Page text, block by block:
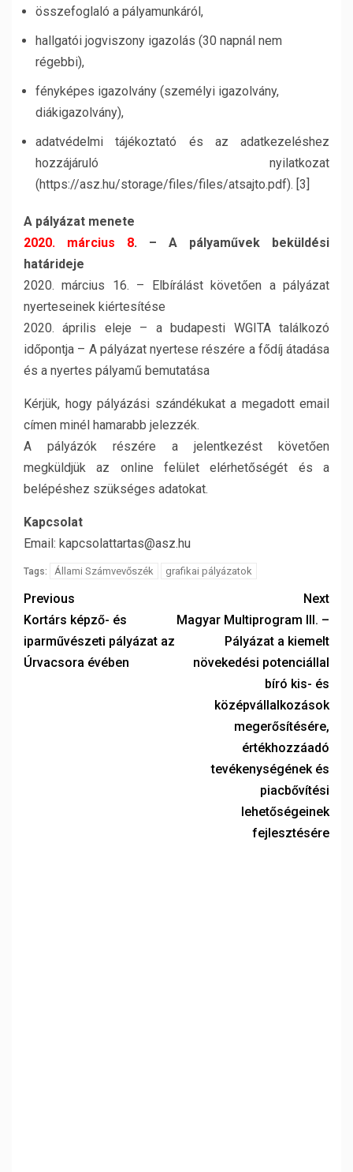
összefoglaló a pályamunkáról,
hallgatói jogviszony igazolás (30 napnál nem
régebbi),
fényképes igazolvány (személyi igazolvány,
diákigazolvány),
adatvédelmi tájékoztató és az adatkezeléshez
hozzájáruló nyilatkozat
(https://asz.hu/storage/files/files/atsajto.pdf). [3]
A pályázat menete
2020. március 8. – A pályaművek beküldési
határideje
2020. március 16. – Elbírálást követően a pályázat
nyerteseinek kiértesítése
2020. április eleje – a budapesti WGITA találkozó
időpontja – A pályázat nyertese részére a fődíj átadása
és a nyertes pályamű bemutatása
Kérjük, hogy pályázási szándékukat a megadott email
címen minél hamarabb jelezzék.
A pályázók részére a jelentkezést követően
megküldjük az online felület elérhetőségét és a
belépéshez szükséges adatokat.
Kapcsolat
Email: kapcsolattartas@asz.hu
Tags: Állami Számvevőszék grafikai pályázatok
Previous
Kortárs képző- és
iparművészeti pályázat az
Úrvacsora évében
Next
Magyar Multiprogram III. –
Pályázat a kiemelt
növekedési potenciállal
bíró kis- és
középvállalkozások
megerősítésére,
értékhozzáadó
tevékenységének és
piacbővítési
lehetőségeinek
fejlesztésére